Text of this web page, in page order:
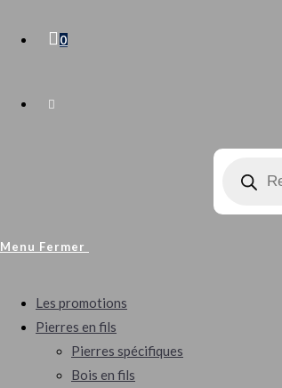
0
Menu Fermer
Les promotions
Pierres en fils
Pierres spécifiques
Bois en fils